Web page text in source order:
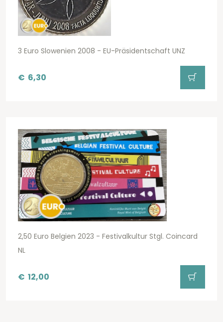
3 Euro Slowenien 2008 - EU-Präsidentschaft UNZ
€ 6,30
2,50 Euro Belgien 2023 - Festivalkultur Stgl. Coincard
NL
€ 12,00